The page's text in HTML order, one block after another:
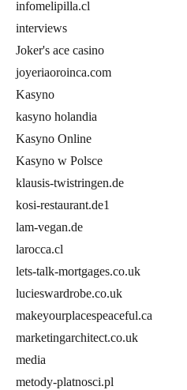
infomelipilla.cl
interviews
Joker's ace casino
joyeriaoroinca.com
Kasyno
kasyno holandia
Kasyno Online
Kasyno w Polsce
klausis-twistringen.de
kosi-restaurant.de1
lam-vegan.de
larocca.cl
lets-talk-mortgages.co.uk
lucieswardrobe.co.uk
makeyourplacespeaceful.ca
marketingarchitect.co.uk
media
metody-platnosci.pl